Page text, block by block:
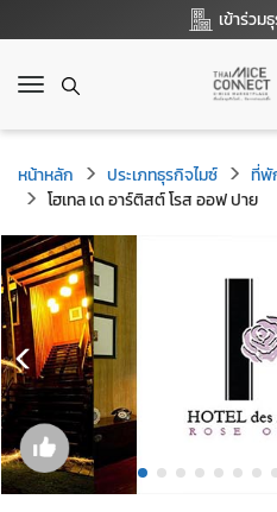
เข้าร่วม
T
g
g
l
e
n
a
v
i
g
a
t
i
o
n
หน้าหลัก ประเภทธุรกิจไมซ์
ที่พั
โฮเทล เด อาร์ติสต์ โรส ออฟ ปาย